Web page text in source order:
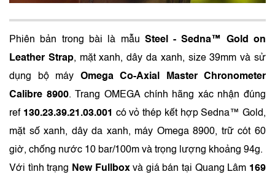
Phiên bản trong bài là mẫu Steel ‑ Sedna™ Gold on
Leather Strap, mặt xanh, dây da xanh, size 39mm và sử
dụng bộ máy Omega Co‑Axial Master Chronometer
Calibre 8900. Trang OMEGA chính hãng xác nhận đúng
ref 130.23.39.21.03.001 có vỏ thép kết hợp Sedna™ Gold,
mặt số xanh, dây da xanh, máy Omega 8900, trữ cót 60
giờ, chống nước 10 bar/100m và trọng lượng khoảng 94g.
Với tình trạng New Fullboxvà giá bán tại Quang Lâm 169